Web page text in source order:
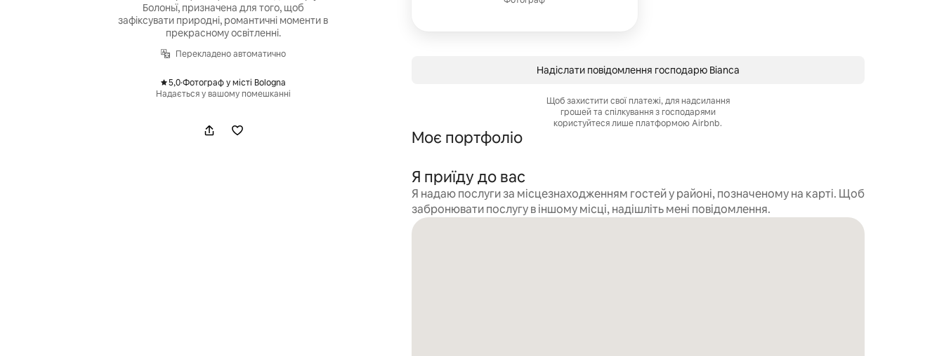
Болоньї, призначена для того, щоб
зафіксувати природні, романтичні моменти в
прекрасному освітленні.
Перекладено автоматично
5,0
, ·Фотограф у місті Bologna
Надається у вашому помешканні
Надіслати повідомлення господарю Bianca
Щоб захистити свої платежі, для надсилання
грошей та спілкування з господарями
користуйтеся лише платформою Airbnb.
Моє портфоліо
Я приїду до вас
Я надаю послуги за місцезнаходженням гостей у районі, позначеному на карті. Щоб
забронювати послугу в іншому місці, надішліть мені повідомлення.